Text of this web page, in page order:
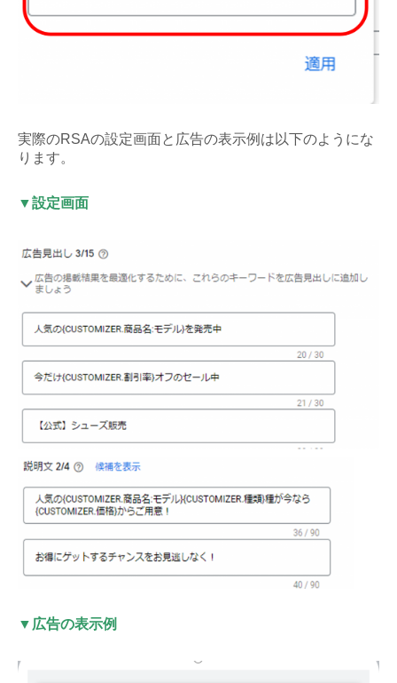
実際のRSAの設定画面と広告の表示例は以下のようにな
ります。
▼設定画面
▼広告の表示例